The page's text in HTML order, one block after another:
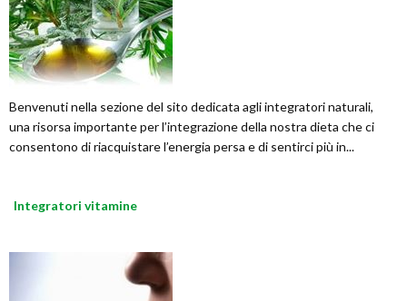
Benvenuti nella sezione del sito dedicata agli integratori naturali,
una risorsa importante per l’integrazione della nostra dieta che ci
consentono di riacquistare l’energia persa e di sentirci più in...
Integratori vitamine